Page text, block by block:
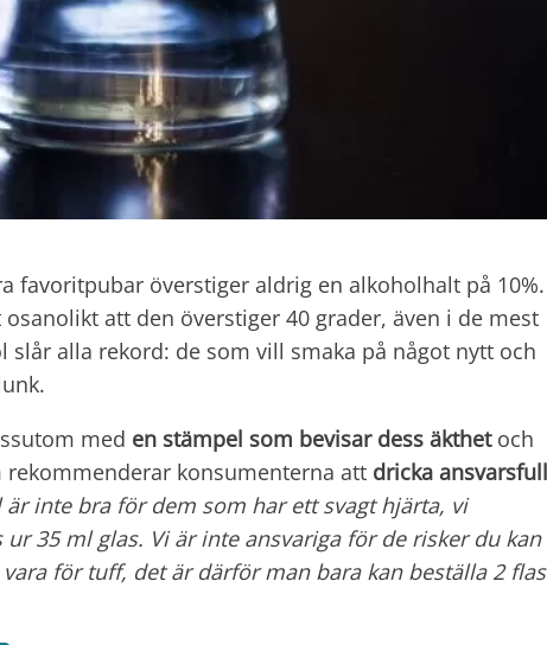
favoritpubar överstiger aldrig en alkoholhalt på 10%.
att den överstiger 40 grader, även i de mest
slår alla rekord: de som vill smaka på något nytt och
med en stämpel som bevisar dess äkthetoch
konsumenterna att dricka
är inte bra för dem som har ett svagt hjärta, vi
35 ml glas. Vi är inte ansvariga för de risker du kan
för tuff, det är därför man bara kan beställa 2